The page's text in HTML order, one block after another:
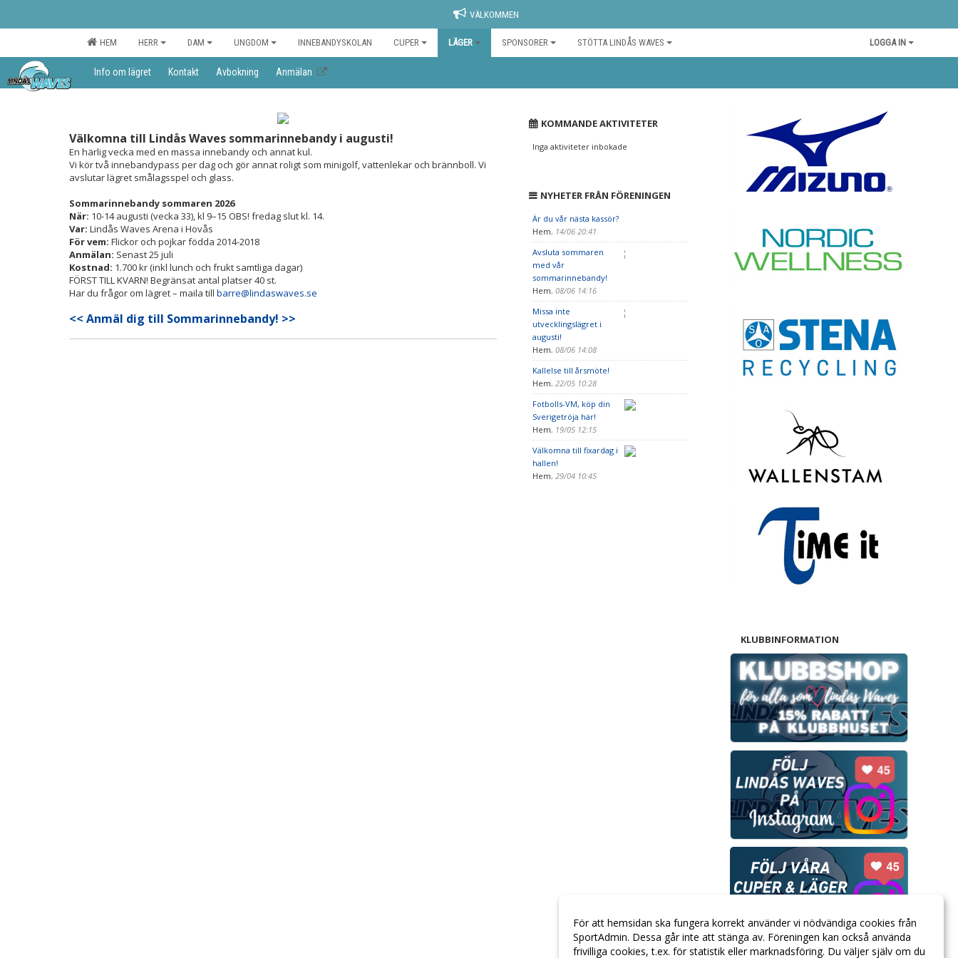
VÄLKOMMEN
HEM HERR DAM UNGDOM INNEBANDYSKOLAN CUPER LÄGER SPONSORER STÖTTA LINDÅS WAVES LOGGA IN
Info om lägret Kontakt Avbokning Anmälan
Välkomna till Lindås Waves sommarinnebandy i augusti!
En härlig vecka med en massa innebandy och annat kul.
Vi kör två innebandypass per dag och gör annat roligt som minigolf, vattenlekar och brännboll. Vi
avslutar lägret smålagsspel och glass.
Sommarinnebandy sommaren 2026
När: 10-14 augusti (vecka 33), kl 9–15 OBS! fredag slut kl. 14.
Var: Lindås Waves Arena i Hovås
För vem: Flickor och pojkar födda 2014-2018
Anmälan: Senast 25 juli
Kostnad: 1.700 kr (inkl lunch och frukt samtliga dagar)
FÖRST TILL KVARN! Begränsat antal platser 40 st.
Har du frågor om lägret – maila till barre@lindaswaves.se
<< Anmäl dig till Sommarinnebandy! >>
KOMMANDE AKTIVITETER
Inga aktiviteter inbokade
NYHETER FRÅN FÖRENINGEN
Är du vår nästa kassör?
Hem, 14/06 20:41
Avsluta sommaren
med vår
sommarinnebandy!
Hem, 08/06 14:16
Missa inte
utvecklingslägret i
augusti!
Hem, 08/06 14:08
Kallelse till årsmöte!
Hem, 22/05 10:28
Fotbolls-VM, köp din
Sverigetröja här!
Hem, 19/05 12:15
Välkomna till fixardag i
hallen!
Hem, 29/04 10:45
KLUBBINFORMATION
För att hemsidan ska fungera korrekt använder vi nödvändiga cookies från
SportAdmin. Dessa går inte att stänga av. Föreningen kan också använda
frivilliga cookies, t.ex. för statistik eller marknadsföring. Du väljer själv om du